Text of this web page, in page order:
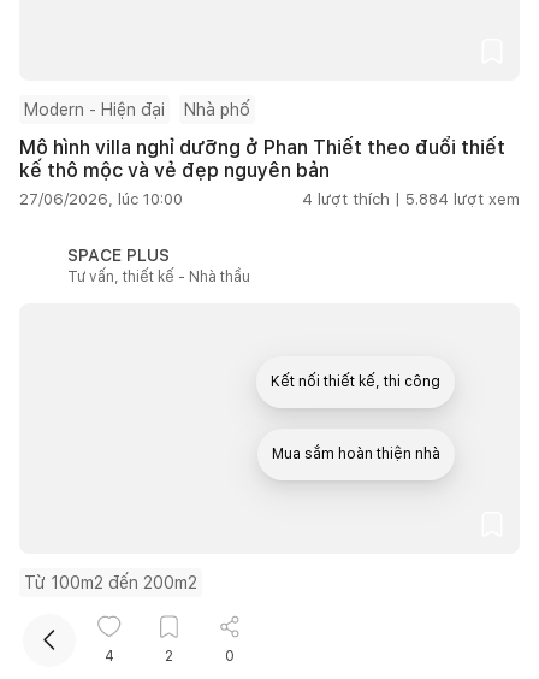
Modern - Hiện đại Nhà phố
Mô hình villa nghỉ dưỡng ở Phan Thiết theo đuổi thiết
kế thô mộc và vẻ đẹp nguyên bản
27/06/2026, lúc 10:00 4 lượt thích | 5.884 lượt xem
SPACE PLUS
Tư vấn, thiết kế - Nhà thầu
Từ 100m2 đến 200m2
Nhà Đạ Huoai ở Lâm Đồng đưa ký ức gia đình vào
không gian sống đương đại
4 2 0
Kết nối thiết kế, thi công
Mua sắm hoàn thiện nhà